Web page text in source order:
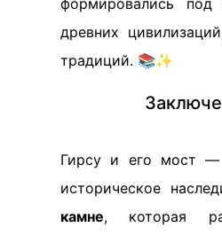
формировались под
древних
традиций. 📚✨
Гирсу и его мост —
историческое
камне, которая